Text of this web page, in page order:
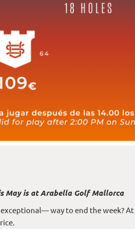
May is at Arabella Golf Mallorca
way to end the week? At